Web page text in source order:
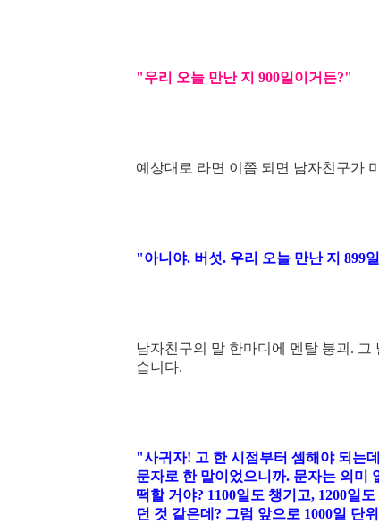
"우리 오늘 만난 지 900일이거든?"
예상대로 라면 이쯤 되면 남자친구가
"아니야. 버섯. 우리 오늘 만난 지 899
남자친구의 말 한마디에 멘탈 붕괴.
습니다.
"사귀자! 고 한 시점부터 셈해야 되는
문자로 한 말이었으니까. 문자는 의미
떡할 거야? 1100일도 챙기고, 1200일
던 것 같은데? 그럼 앞으로 1000일 단